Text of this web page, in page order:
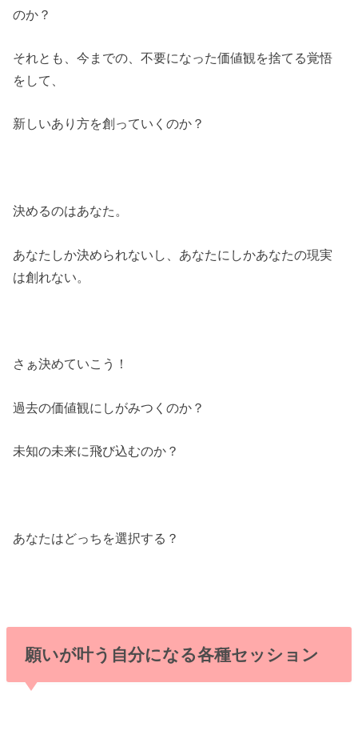
のか？
それとも、今までの、不要になった価値観を捨てる覚悟
をして、
新しいあり方を創っていくのか？
決めるのはあなた。
あなたしか決められないし、あなたにしかあなたの現実
は創れない。
さぁ決めていこう！
過去の価値観にしがみつくのか？
未知の未来に飛び込むのか？
あなたはどっちを選択する？
願いが叶う自分になる各種セッション